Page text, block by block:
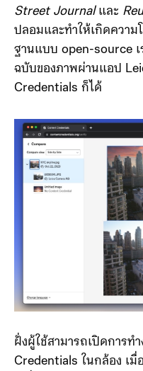
Street Journalและ
ปลอมและทำให้เกิดความ
ฐานแบบ open-source
ฉบับของภาพผ่านแอป
Credentials ก็ได้
ฝั่งผู้ใช้สามารถเปิดการท
Credentials ในกล้อง เมื่